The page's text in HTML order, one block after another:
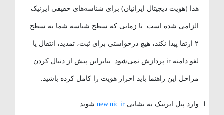
هدا (هویت دیجیتال ایرانیان) برای شناسه‌های حقیقی ایرنیک
الزامی شده است. تا زمانی که سطح شناسه شما به سطح
۲ ارتقا پیدا نکند، هیچ درخواستی برای ثبت، تمدید، انتقال یا
لغو دامنه ir پردازش نمی‌شود. بنابراین پیش از دنبال کردن
مراحل این راهنما باید احراز هویت را کامل کرده باشید.
وارد پنل ایرنیک به نشانیnew.nic.irشوید.